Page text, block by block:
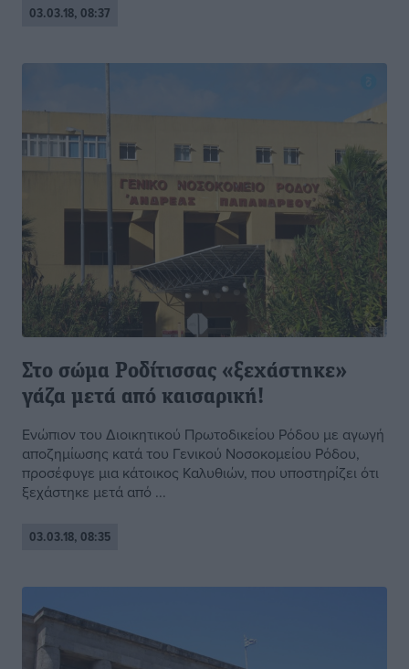
03.03.18, 08:37
Στο σώμα Ροδίτισσας «ξεχάστηκε»
γάζα μετά από καισαρική!
Ενώπιον του Διοικητικού Πρωτοδικείου Ρόδου με αγωγή
αποζημίωσης κατά του Γενικού Νοσοκομείου Ρόδου,
προσέφυγε μια κάτοικος Καλυθιών, που υποστηρίζει ότι
ξεχάστηκε μετά από ...
03.03.18, 08:35